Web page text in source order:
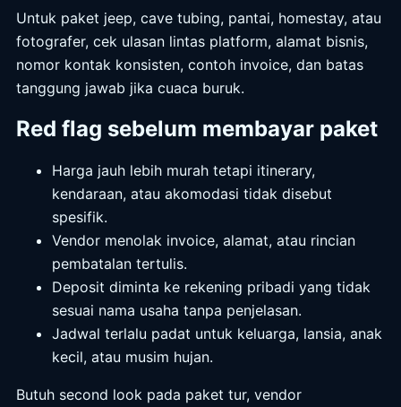
Untuk paket jeep, cave tubing, pantai, homestay, atau
fotografer, cek ulasan lintas platform, alamat bisnis,
nomor kontak konsisten, contoh invoice, dan batas
tanggung jawab jika cuaca buruk.
Red flag sebelum membayar paket
Harga jauh lebih murah tetapi itinerary,
kendaraan, atau akomodasi tidak disebut
spesifik.
Vendor menolak invoice, alamat, atau rincian
pembatalan tertulis.
Deposit diminta ke rekening pribadi yang tidak
sesuai nama usaha tanpa penjelasan.
Jadwal terlalu padat untuk keluarga, lansia, anak
kecil, atau musim hujan.
Butuh second look pada paket tur, vendor